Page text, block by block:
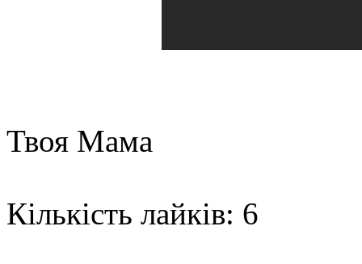
Твоя Мама
Кількість лайків: 6